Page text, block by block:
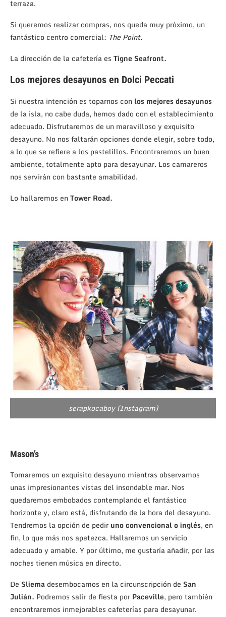
terraza.
Si queremos realizar compras, nos queda muy próximo, un
fantástico centro comercial: The Point.
La dirección de la cafetería es Tigne Seafront.
Los mejores desayunos en Dolci Peccati
Si nuestra intención es toparnos con los mejores desayunos
de la isla, no cabe duda, hemos dado con el establecimiento
adecuado. Disfrutaremos de un maravilloso y exquisito
desayuno. No nos faltarán opciones donde elegir, sobre todo,
a lo que se refiere a los pastelillos. Encontraremos un buen
ambiente, totalmente apto para desayunar. Los camareros
nos servirán con bastante amabilidad.
Lo hallaremos enTower Road.
serapkocaboy (Instagram)
Mason’s
Tomaremos un exquisito desayuno mientras observamos
unas impresionantes vistas del insondable mar. Nos
quedaremos embobados contemplando el fantástico
horizonte y, claro está, disfrutando de la hora del desayuno.
Tendremos la opción de pedir uno convencional o inglés, en
fin, lo que más nos apetezca. Hallaremos un servicio
adecuado y amable. Y por último, me gustaría añadir, por las
noches tienen música en directo.
De Sliema desembocamos en la circunscripción de San
Julián. Podremos salir de fiesta por Paceville, pero también
encontraremos inmejorables cafeterías para desayunar.